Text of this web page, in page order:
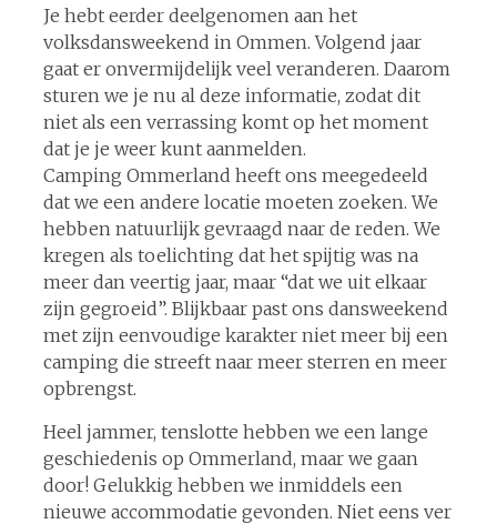
Je hebt eerder deelgenomen aan het
volksdansweekend in Ommen. Volgend jaar
gaat er onvermijdelijk veel veranderen. Daarom
sturen we je nu al deze informatie, zodat dit
niet als een verrassing komt op het moment
dat je je weer kunt aanmelden.
Camping Ommerland heeft ons meegedeeld
dat we een andere locatie moeten zoeken. We
hebben natuurlijk gevraagd naar de reden. We
kregen als toelichting dat het spijtig was na
meer dan veertig jaar, maar “dat we uit elkaar
zijn gegroeid”. Blijkbaar past ons dansweekend
met zijn eenvoudige karakter niet meer bij een
camping die streeft naar meer sterren en meer
opbrengst.
Heel jammer, tenslotte hebben we een lange
geschiedenis op Ommerland, maar we gaan
door! Gelukkig hebben we inmiddels een
nieuwe accommodatie gevonden. Niet eens ver